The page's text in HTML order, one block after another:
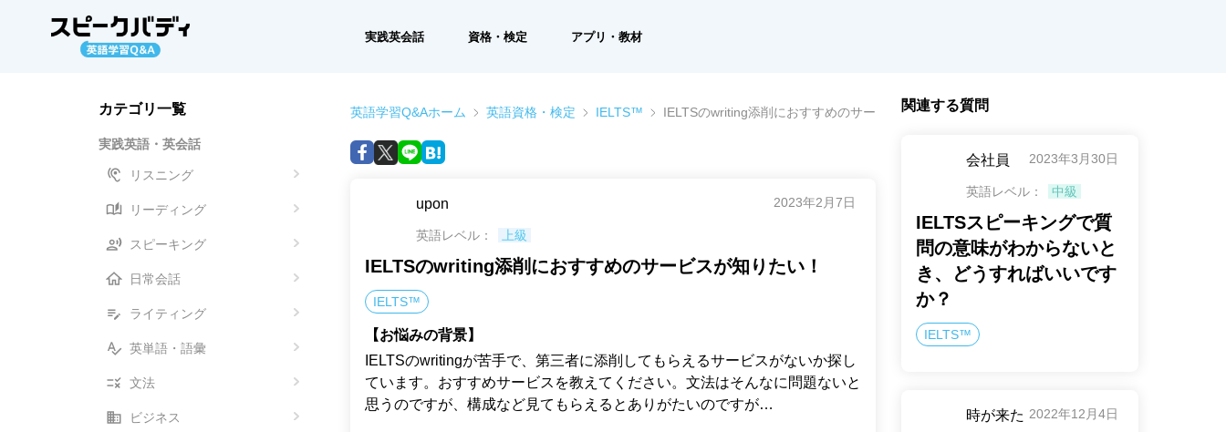
実践英会話 資格・検定 アプリ・教材
カテゴリ一覧
実践英語・英会話
リスニング
リーディング
スピーキング
日常会話
ライティング
英単語・語彙
文法
ビジネス
英語学習Q&Aホーム 英語資格・検定 IELTS™ IELTSのwriting添削におすすめのサービスが知りたい！
upon 2023年2月7日
英語レベル： 上級
IELTSのwriting添削におすすめのサービスが知りたい！
IELTS™
【お悩みの背景】
IELTSのwritingが苦手で、第三者に添削してもらえるサービスがないか探し
ています。おすすめサービスを教えてください。文法はそんなに問題ないと
思うのですが、構成など見てもらえるとありがたいのですが…
関連する質問
会社員 2023年3月30日
英語レベル： 中級
IELTSスピーキングで質
問の意味がわからないと
き、どうすればいいです
か？
IELTS™
時が来た 2022年12月4日